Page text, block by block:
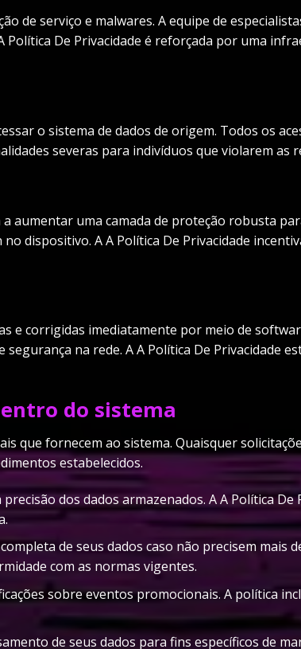
de serviço e malwares. A equipe de
De Privacidade é reforçada por uma
o sistema de dados de origem. Todos os
severas para indivíduos que violarem as
aumentar uma camada de proteção robusta
dispositivo. A A Política De Privacidade
e corrigidas imediatamente por meio de
na rede. A A Política De Privacidade
do sistema
que fornecem ao sistema. Quaisquer
estabelecidos.
dos dados armazenados. A A Política De
de seus dados caso não precisem mais
com as normas vigentes.
sobre eventos promocionais. A política
de seus dados para fins específicos de